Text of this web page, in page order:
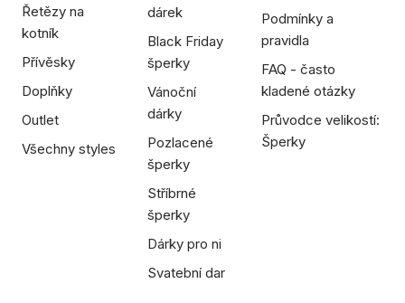
Řetězy na
kotník
Přívěsky
Doplňky
Outlet
Všechny styles
dárek
Black Friday
šperky
Vánoční
dárky
Pozlacené
šperky
Stříbrné
šperky
Dárky pro ni
Svatební dar
Podmínky a
pravidla
FAQ - často
kladené otázky
Průvodce velikostí:
Šperky